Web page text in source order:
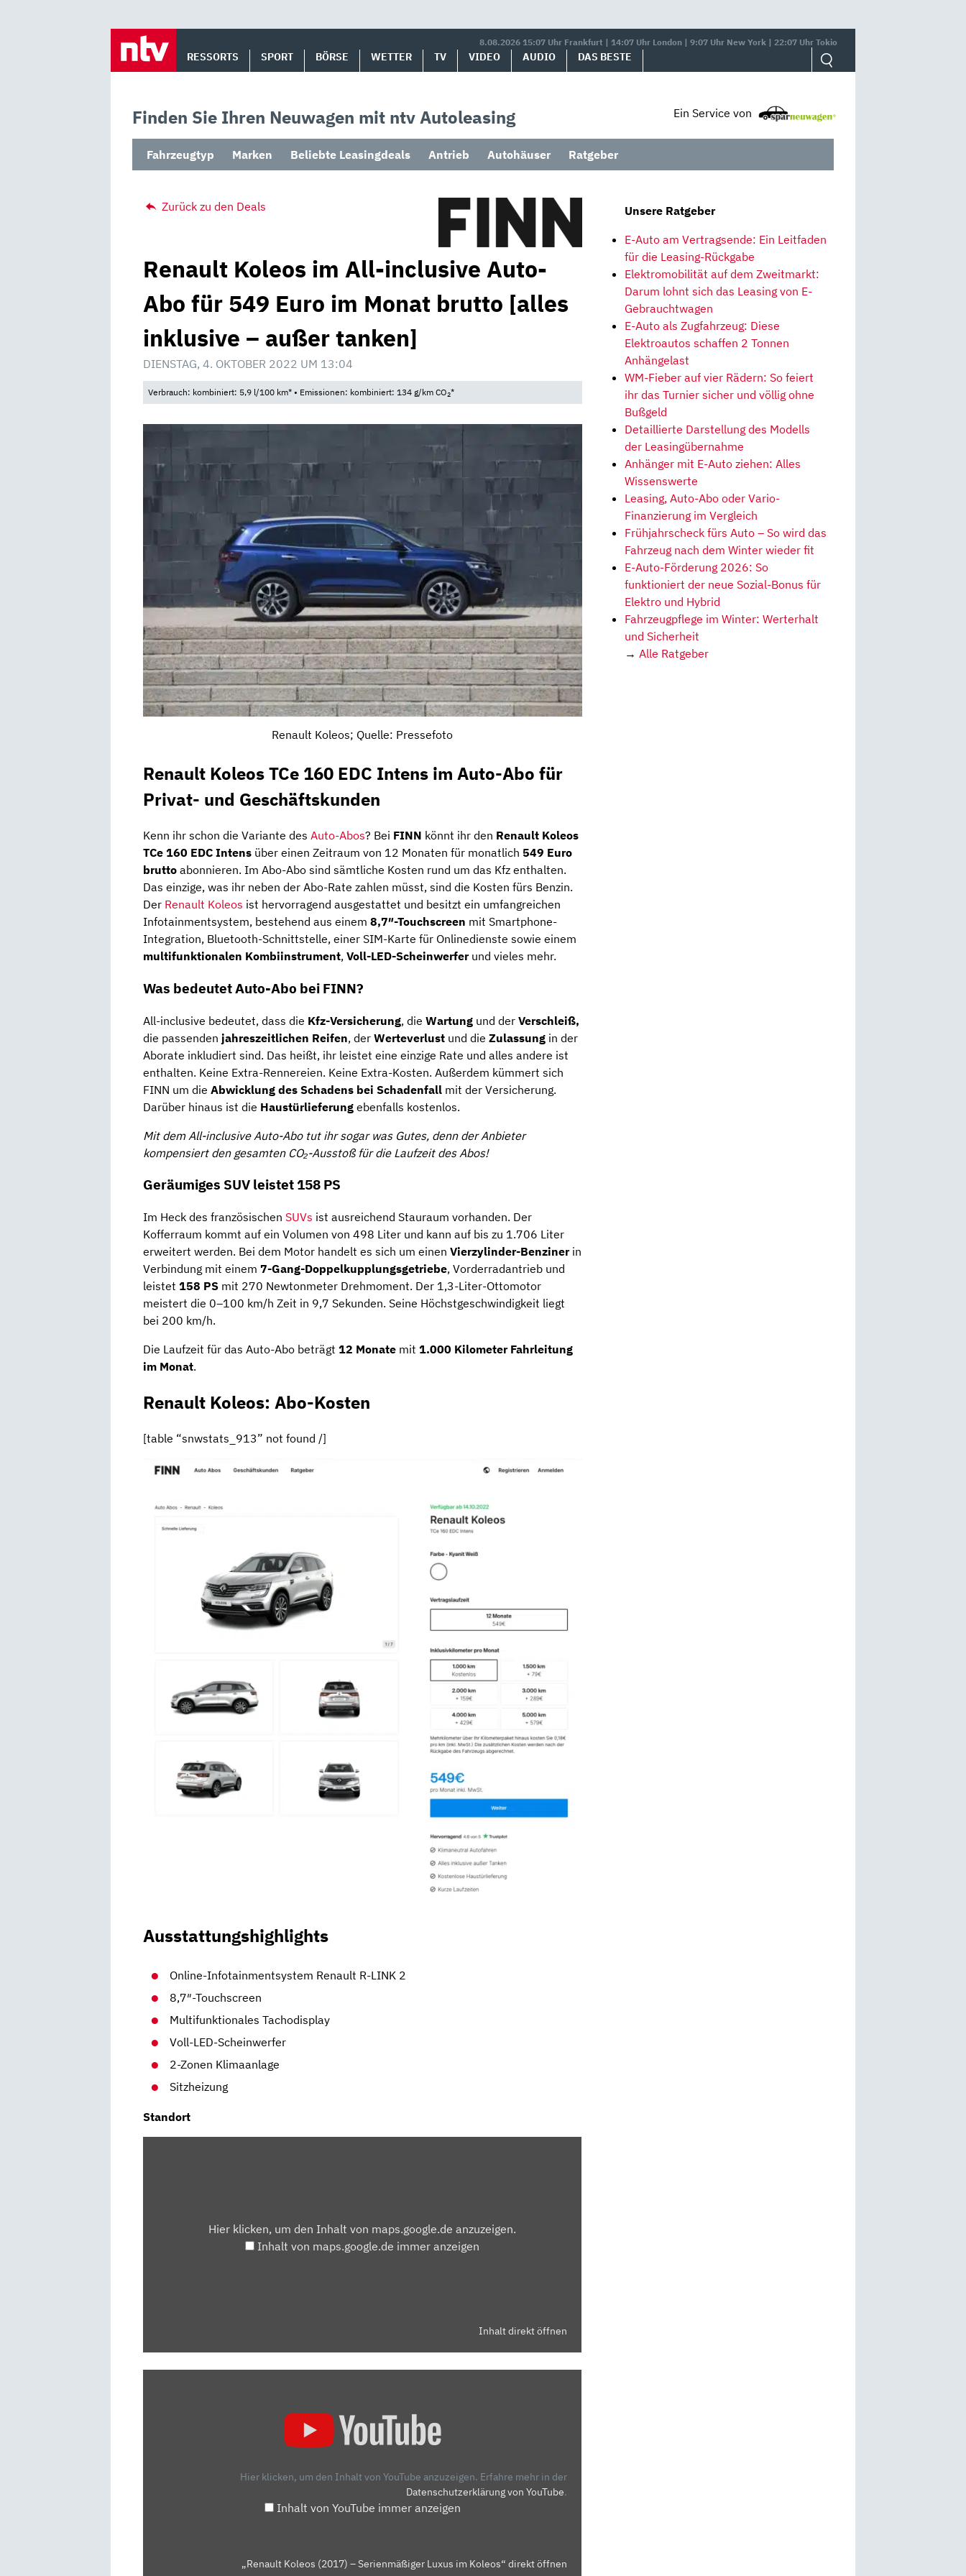
8.08.2026 15:07 Uhr Frankfurt | 14:07 Uhr London | 9:07 Uhr New York | 22:07 Uhr Tokio
RESSORTS SPORT BÖRSE WETTER TV VIDEO AUDIO DAS BESTE
Finden Sie Ihren Neuwagen mit ntv Autoleasing Ein Service von
Fahrzeugtyp Marken Beliebte Leasingdeals Antrieb Autohäuser Ratgeber
Zurück zu den Deals
Renault Koleos im All-inclusive Auto-
Abo für 549 Euro im Monat brutto [alles
inklusive – außer tanken]
DIENSTAG, 4. OKTOBER 2022 UM 13:04
Verbrauch: kombiniert: 5,9 l/100 km* • Emissionen: kombiniert: 134 g/km CO2*
Renault Koleos; Quelle: Pressefoto
Renault Koleos TCe 160 EDC Intens im Auto-Abo für
Privat- und Geschäftskunden
Kenn ihr schon die Variante des Auto-Abos? Bei FINN könnt ihr den Renault Koleos
TCe 160 EDC Intens über einen Zeitraum von 12 Monaten für monatlich 549 Euro
brutto abonnieren. Im Abo-Abo sind sämtliche Kosten rund um das Kfz enthalten.
Das einzige, was ihr neben der Abo-Rate zahlen müsst, sind die Kosten fürs Benzin.
Der Renault Koleos ist hervorragend ausgestattet und besitzt ein umfangreichen
Infotainmentsystem, bestehend aus einem 8,7″-Touchscreen mit Smartphone-
Integration, Bluetooth-Schnittstelle, einer SIM-Karte für Onlinedienste sowie einem
multifunktionalen Kombiinstrument, Voll-LED-Scheinwerfer und vieles mehr.
Was bedeutet Auto-Abo bei FINN?
All-inclusive bedeutet, dass die Kfz-Versicherung, die Wartung und der Verschleiß,
die passenden jahreszeitlichen Reifen, der Werteverlust und die Zulassung in der
Aborate inkludiert sind. Das heißt, ihr leistet eine einzige Rate und alles andere ist
enthalten. Keine Extra-Rennereien. Keine Extra-Kosten. Außerdem kümmert sich
FINN um die Abwicklung des Schadens bei Schadenfall mit der Versicherung.
Darüber hinaus ist die Haustürlieferung ebenfalls kostenlos.
Mit dem All-inclusive Auto-Abo tut ihr sogar was Gutes, denn der Anbieter
kompensiert den gesamten CO₂-Ausstoß für die Laufzeit des Abos!
Geräumiges SUV leistet 158 PS
Im Heck des französischen SUVs ist ausreichend Stauraum vorhanden. Der
Kofferraum kommt auf ein Volumen von 498 Liter und kann auf bis zu 1.706 Liter
erweitert werden. Bei dem Motor handelt es sich um einen Vierzylinder-Benzinerin
Verbindung mit einem 7-Gang-Doppelkupplungsgetriebe, Vorderradantrieb und
leistet 158 PS mit 270 Newtonmeter Drehmoment. Der 1,3-Liter-Ottomotor
meistert die 0–100 km/h Zeit in 9,7 Sekunden. Seine Höchstgeschwindigkeit liegt
bei 200 km/h.
Die Laufzeit für das Auto-Abo beträgt 12 Monate mit 1.000 Kilometer Fahrleitung
im Monat.
Renault Koleos: Abo-Kosten
[table “snwstats_913” not found /]
Ausstattungshighlights
Online-Infotainmentsystem Renault R-LINK 2
8,7″-Touchscreen
Multifunktionales Tachodisplay
Voll-LED-Scheinwerfer
2-Zonen Klimaanlage
Sitzheizung
Standort
Hier klicken, um den Inhalt von maps.google.de anzuzeigen.
Inhalt von maps.google.de immer anzeigen
Inhalt direkt öffnen
Hier klicken, um den Inhalt von YouTube anzuzeigen. Erfahre mehr in der
Datenschutzerklärung von YouTube.
Inhalt von YouTube immer anzeigen
„Renault Koleos (2017) – Serienmäßiger Luxus im Koleos“ direkt öffnen
Unsere Ratgeber
E-Auto am Vertragsende: Ein Leitfaden
für die Leasing-Rückgabe
Elektromobilität auf dem Zweitmarkt:
Darum lohnt sich das Leasing von E-
Gebrauchtwagen
E-Auto als Zugfahrzeug: Diese
Elektroautos schaffen 2 Tonnen
Anhängelast
WM-Fieber auf vier Rädern: So feiert
ihr das Turnier sicher und völlig ohne
Bußgeld
Detaillierte Darstellung des Modells
der Leasingübernahme
Anhänger mit E-Auto ziehen: Alles
Wissenswerte
Leasing, Auto-Abo oder Vario-
Finanzierung im Vergleich
Frühjahrscheck fürs Auto – So wird das
Fahrzeug nach dem Winter wieder fit
E-Auto-Förderung 2026: So
funktioniert der neue Sozial-Bonus für
Elektro und Hybrid
Fahrzeugpflege im Winter: Werterhalt
und Sicherheit
→ Alle Ratgeber